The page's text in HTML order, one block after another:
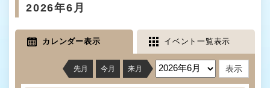
2026年6月
カレンダー表示 イベント一覧表示
先月 今月 来月